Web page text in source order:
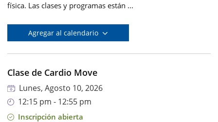
física. Las clases y programas están ...
Agregar al calendario
Clase de Cardio Move
Lunes, Agosto 10, 2026
12:15 pm - 12:55 pm
Inscripción abierta